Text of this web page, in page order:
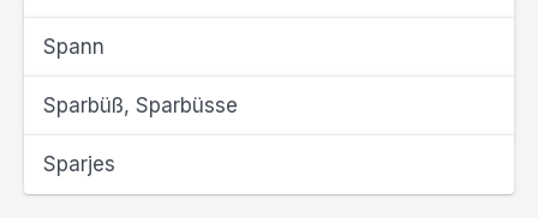
Spann
Sparbüß, Sparbüsse
Sparjes